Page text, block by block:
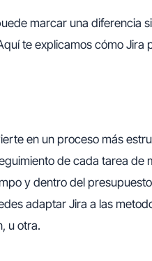
marcar una diferencia
te explicamos cómo
en un proceso más
de cada tarea
y dentro del
adaptar Jira a las
u otra.